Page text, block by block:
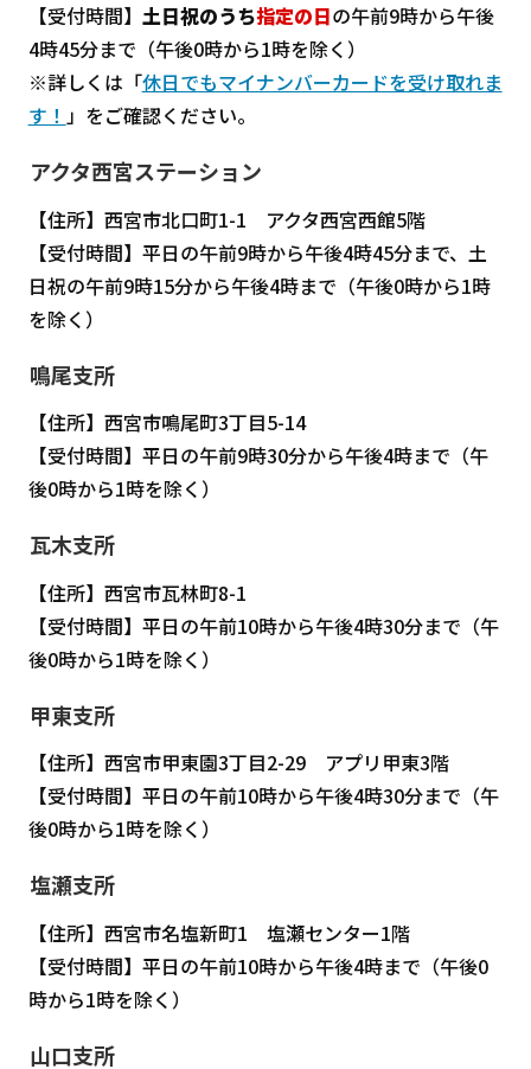
【受付時間】 土日祝のうち指定の日の午前9時から午後
4時45分まで（午後0時から1時を除く）
※詳しくは「休日でもマイナンバーカードを受け取れま
す！ 」をご確認ください。
アクタ西宮ステーション
【住所】西宮市北口町1-1 アクタ西宮西館5階
【受付時間】平日の午前9時から午後4時45分まで、土
日祝の午前9時15分から午後4時まで（午後0時から1時
を除く）
鳴尾支所
【住所】西宮市鳴尾町3丁目5-14
【受付時間】平日の午前9時30分から午後4時まで（午
後0時から1時を除く）
瓦木支所
【住所】西宮市瓦林町8-1
【受付時間】平日の午前10時から午後4時30分まで（午
後0時から1時を除く）
甲東支所
【住所】西宮市甲東園3丁目2-29 アプリ甲東3階
【受付時間】平日の午前10時から午後4時30分まで（午
後0時から1時を除く）
塩瀬支所
【住所】西宮市名塩新町1 塩瀬センター1階
【受付時間】平日の午前10時から午後4時まで（午後0
時から1時を除く）
山口支所